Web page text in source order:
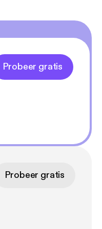
Probeer gratis
Probeer gratis